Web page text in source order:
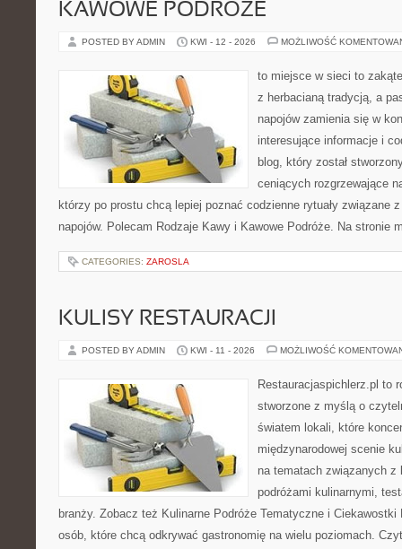
KAWOWE PODRÓŻE
POSTED BY ADMIN KWI - 12 - 2026 MOŻLIWOŚĆ
to miejsce w sieci to
z herbacianą tradycją, a
napojów zamienia się w
interesujące informacje i
blog, który został
ceniących rozgrzewające
którzy po prostu chcą lepiej poznać codzienne rytuały związane
napojów. Polecam Rodzaje Kawy i Kawowe Podróże. Na stronie
CATEGORIES: ZAROSLA
KULISY RESTAURACJI
POSTED BY ADMIN KWI - 11 - 2026 MOŻLIWOŚĆ
Restauracjaspichlerz.pl to
stworzone z myślą o
światem lokali, które
międzynarodowej scenie
na tematach związanych z
podróżami kulinarnymi,
branży. Zobacz też Kulinarne Podróże Tematyczne i Ciekawostki
osób, które chcą odkrywać gastronomię na wielu poziomach.